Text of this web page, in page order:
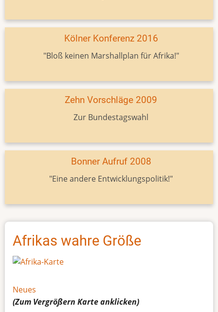
Kölner Konferenz 2016
"Bloß keinen Marshallplan für Afrika!"
Zehn Vorschläge 2009
Zur Bundestagswahl
Bonner Aufruf 2008
"Eine andere Entwicklungspolitik!"
Afrikas wahre Größe
Neues
(Zum Vergrößern Karteanklicken)